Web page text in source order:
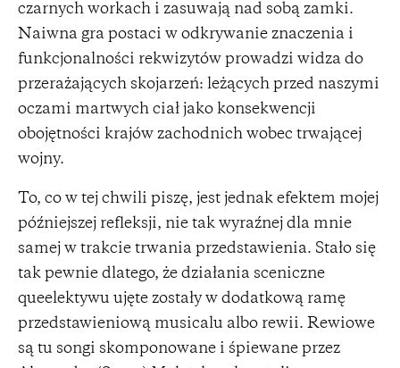
czarnych workach i zasuwają nad sobą zamki.
Naiwna gra postaci w odkrywanie znaczenia i
funkcjonalności rekwizytów prowadzi widza do
przerażających skojarzeń: leżących przed naszymi
oczami martwych ciał jako konsekwencji
obojętności krajów zachodnich wobec trwającej
wojny.
To, co w tej chwili piszę, jest jednak efektem mojej
późniejszej refleksji, nie tak wyraźnej dla mnie
samej w trakcie trwania przedstawienia. Stało się
tak pewnie dlatego, że działania sceniczne
queelektywu ujęte zostały w dodatkową ramę
przedstawieniową musicalu albo rewii. Rewiowe
są tu songi skomponowane i śpiewane przez